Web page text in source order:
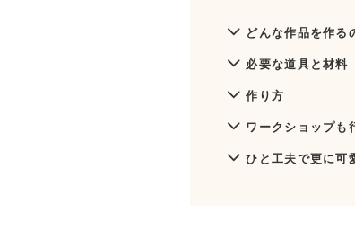
どんな作品を作る
必要な道具と材料
作り方
ワークショップも
ひと工夫で更に可